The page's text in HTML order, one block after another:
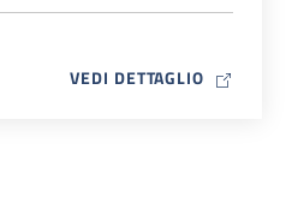
VEDI DETTAGLIO MAP ICON